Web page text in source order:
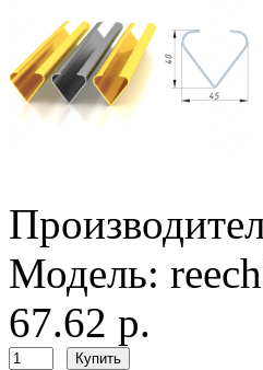
Модель:
67.62 р.